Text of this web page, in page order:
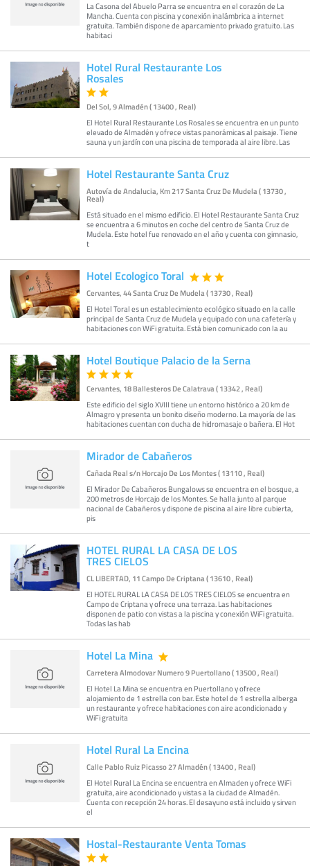
La Casona del Abuelo Parra se encuentra en el corazón de La
Mancha. Cuenta con piscina y conexión inalámbrica a internet
gratuita. También dispone de aparcamiento privado gratuito. Las
habitaci
Hotel Rural Restaurante Los
Rosales
Del Sol, 9 Almadén ( 13400 , Real)
El Hotel Rural Restaurante Los Rosales se encuentra en un punto
elevado de Almadén y ofrece vistas panorámicas al paisaje. Tiene
sauna y un jardín con una piscina de temporada al aire libre. Las
Hotel Restaurante Santa Cruz
Autovía de Andalucia, Km 217 Santa Cruz De Mudela ( 13730 ,
Real)
Está situado en el mismo edificio. El Hotel Restaurante Santa Cruz
se encuentra a 6 minutos en coche del centro de Santa Cruz de
Mudela. Este hotel fue renovado en el año y cuenta con gimnasio,
t
Hotel Ecologico Toral
Cervantes, 44 Santa Cruz De Mudela ( 13730 , Real)
El Hotel Toral es un establecimiento ecológico situado en la calle
principal de Santa Cruz de Mudela y equipado con una cafetería y
habitaciones con WiFi gratuita. Está bien comunicado con la au
Hotel Boutique Palacio de la Serna
Cervantes, 18 Ballesteros De Calatrava ( 13342 , Real)
Este edificio del siglo XVIII tiene un entorno histórico a 20 km de
Almagro y presenta un bonito diseño moderno. La mayoría de las
habitaciones cuentan con ducha de hidromasaje o bañera. El Hot
Mirador de Cabañeros
Cañada Real s/n Horcajo De Los Montes ( 13110 , Real)
El Mirador De Cabañeros Bungalows se encuentra en el bosque, a
200 metros de Horcajo de los Montes. Se halla junto al parque
nacional de Cabañeros y dispone de piscina al aire libre cubierta,
pis
HOTEL RURAL LA CASA DE LOS
TRES CIELOS
CL LIBERTAD, 11 Campo De Criptana ( 13610 , Real)
El HOTEL RURAL LA CASA DE LOS TRES CIELOS se encuentra en
Campo de Criptana y ofrece una terraza. Las habitaciones
disponen de patio con vistas a la piscina y conexión WiFi gratuita.
Todas las hab
Hotel La Mina
Carretera Almodovar Numero 9 Puertollano ( 13500 , Real)
El Hotel La Mina se encuentra en Puertollano y ofrece
alojamiento de 1 estrella con bar. Este hotel de 1 estrella alberga
un restaurante y ofrece habitaciones con aire acondicionado y
WiFi gratuita
Hotel Rural La Encina
Calle Pablo Ruiz Picasso 27 Almadén ( 13400 , Real)
El Hotel Rural La Encina se encuentra en Almaden y ofrece WiFi
gratuita, aire acondicionado y vistas a la ciudad de Almadén.
Cuenta con recepción 24 horas. El desayuno está incluido y sirven
el
Hostal-Restaurante Venta Tomas